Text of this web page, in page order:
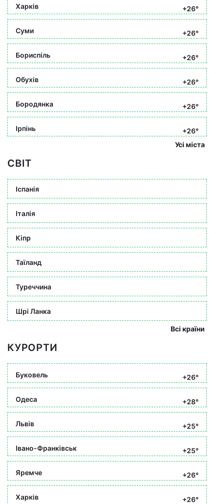
Харків +26°
Суми +26°
Бориспіль +26°
Обухів +26°
Бородянка +26°
Ірпінь
+26°
Усі міста
СВІТ
Іспанія
Італія
Кіпр
Таїланд
Туреччина
Шрі Ланка
Всі країни
КУРОРТИ
Буковель +26°
Одеса +28°
Львів +25°
Івано-Франківськ +25°
Яремче +26°
Харків
+26°